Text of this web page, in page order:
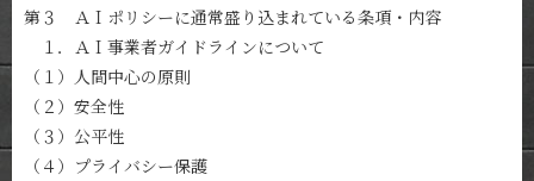
第３ ＡＩポリシーに通常盛り込まれている条項・内容
１．ＡＩ事業者ガイドラインについて
（１）人間中心の原則
（２）安全性
（３）公平性
（４）プライバシー保護